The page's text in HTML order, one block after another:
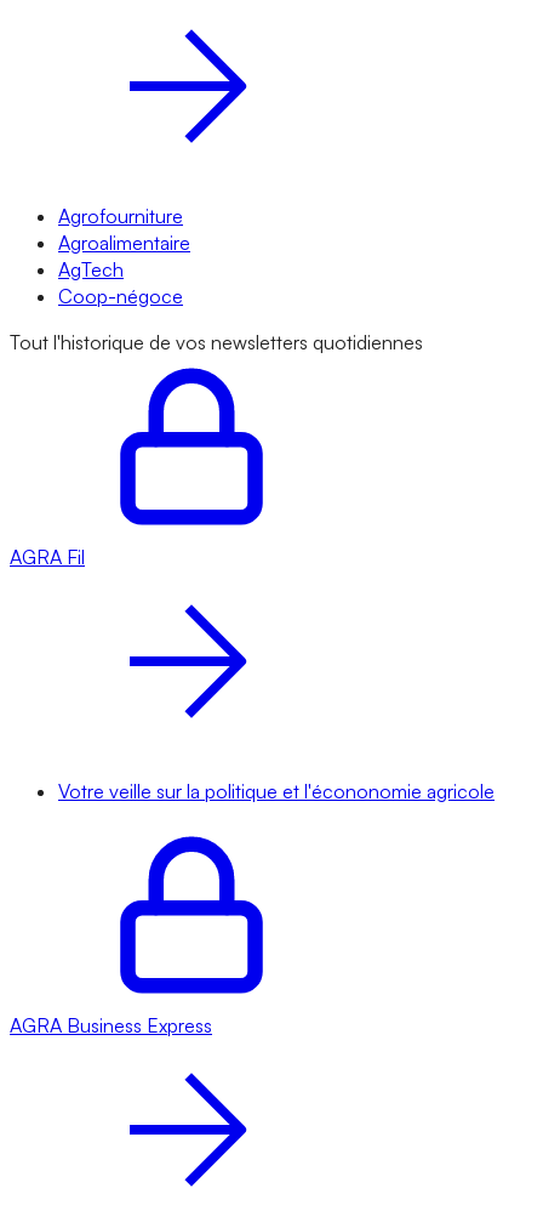
Agrofourniture
Agroalimentaire
AgTech
Coop-négoce
Tout l'historique de vos newsletters quotidiennes
AGRA Fil
Votre veille sur la politique et l'écononomie agricole
AGRA Business Express